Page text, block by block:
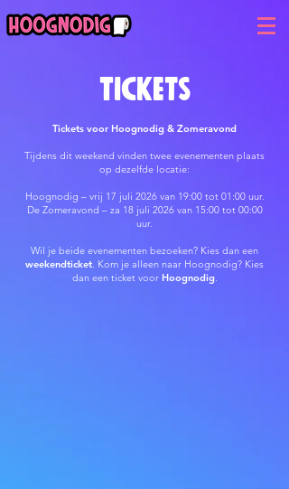
TICKETS
Tickets voor Hoognodig & Zomeravond
Tijdens dit weekend vinden twee evenementen plaats
op dezelfde locatie:
Hoognodig – vrij 17 juli 2026 van 19:00 tot 01:00 uur.
De Zomeravond – za 18 juli 2026 van 15:00 tot 00:00
uur.
Wil je beide evenementen bezoeken? Kies dan een
weekendticket. Kom je alleen naar Hoognodig? Kies
dan een ticket voor Hoognodig.